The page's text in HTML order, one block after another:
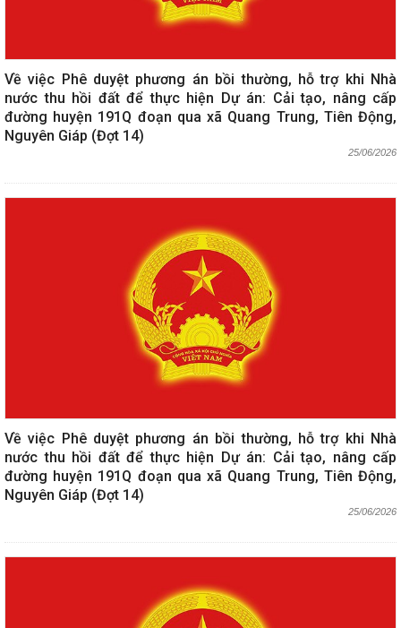
Về việc Phê duyệt phương án bồi thường, hỗ trợ khi Nhà
nước thu hồi đất để thực hiện Dự án: Cải tạo, nâng cấp
đường huyện 191Q đoạn qua xã Quang Trung, Tiên Động,
Nguyên Giáp (Đợt 14)
25/06/2026
Về việc Phê duyệt phương án bồi thường, hỗ trợ khi Nhà
nước thu hồi đất để thực hiện Dự án: Cải tạo, nâng cấp
đường huyện 191Q đoạn qua xã Quang Trung, Tiên Động,
Nguyên Giáp (Đợt 14)
25/06/2026